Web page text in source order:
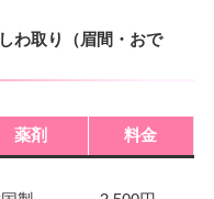
わ取り（眉間・おで
薬剤 料金